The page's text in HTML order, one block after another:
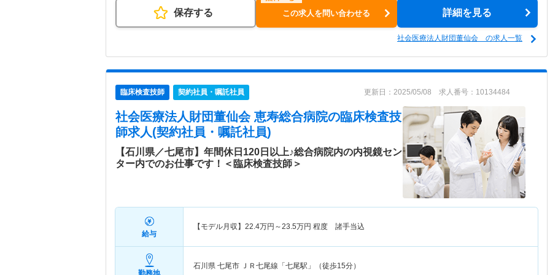
保存する この求人を問い合わせる 詳細を見る
社会医療法人財団董仙会 の求人一覧
臨床検査技師 契約社員・嘱託社員 更新日：2025/05/08 求人番号：10134484
社会医療法人財団董仙会 恵寿総合病院の臨床検査技
師求人(契約社員・嘱託社員)
【石川県／七尾市】年間休日120日以上♪総合病院内の内視鏡セン
ター内でのお仕事です！＜臨床検査技師＞
給与
【モデル月収】 22.4万円～23.5万円 程度 諸手当込
勤務地
石川県 七尾市 ＪＲ七尾線「七尾駅」（徒歩15分）